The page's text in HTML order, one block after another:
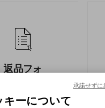
返品フォ
キーについて
承諾せずに